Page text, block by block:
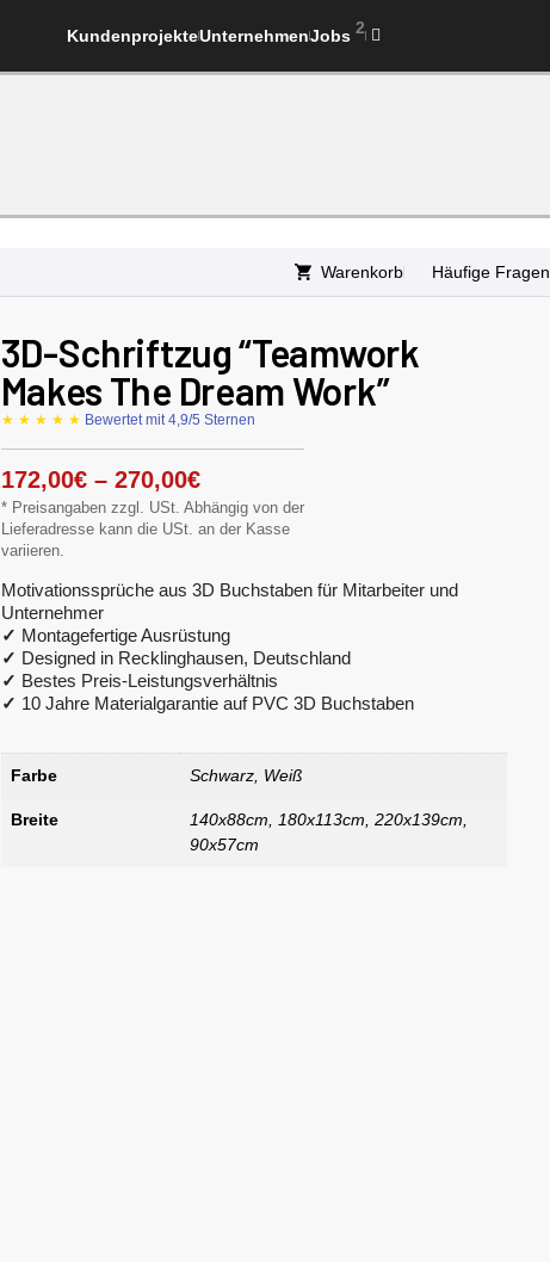
KundenprojekteUnternehmenJobs 2
Warenkorb Häufige Fragen
3D-Schriftzug “Teamwork
Makes The Dream Work”
★ ★ ★ ★ ★ Bewertet mit 4,9/5 Sternen
172,00€ – 270,00€
* Preisangaben zzgl. USt. Abhängig von der
Lieferadresse kann die USt. an der Kasse
variieren.
Motivationssprüche aus 3D Buchstaben für Mitarbeiter und
Unternehmer
✓ Montagefertige Ausrüstung
✓ Designed in Recklinghausen, Deutschland
✓ Bestes Preis-Leistungsverhältnis
✓ 10 Jahre Materialgarantie auf PVC 3D Buchstaben
Farbe Schwarz, Weiß
Breite
140x88cm, 180x113cm, 220x139cm,
90x57cm